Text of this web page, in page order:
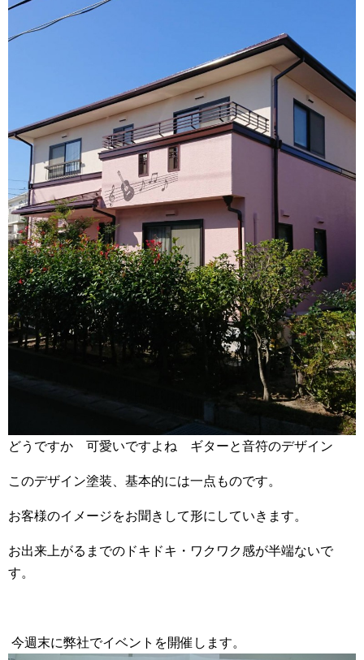
どうですか 可愛いですよね ギターと音符のデザイン
このデザイン塗装、基本的には一点ものです。
お客様のイメージをお聞きして形にしていきます。
お出来上がるまでのドキドキ・ワクワク感が半端ないで
す。
今週末に弊社でイベントを開催します。